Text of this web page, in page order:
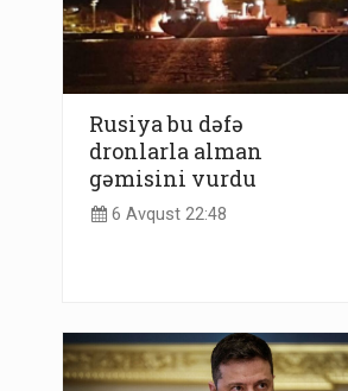
Rusiya bu dəfə
dronlarla alman
gəmisini vurdu
6 Avqust 22:48